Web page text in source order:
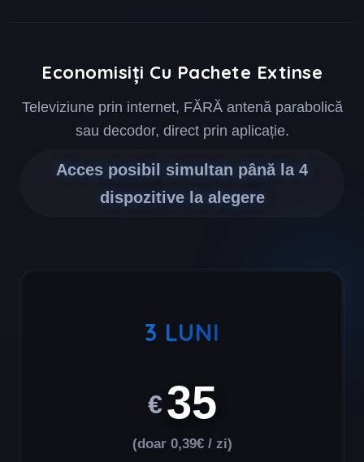
Economisiți Cu Pachete Extinse
Televiziune prin internet, FĂRĂ antenă parabolică
sau decodor, direct prin aplicație.
Acces posibil simultan până la 4
dispozitive la alegere
3 LUNI
€35
(doar 0,39€ / zi)